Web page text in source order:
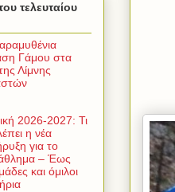
τελευταίου
Γάμου στα
Λίμνης
2026-2027: Τι
η νέα
για το
– Έως
και όμιλοι